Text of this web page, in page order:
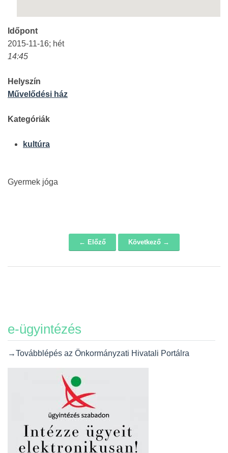
Időpont
2015-11-16; hét
14:45
Helyszín
Művelődési ház
Kategóriák
kultúra
Gyermek jóga
← Előző Következő →
e-ügyintézés
→Továbblépés az Önkormányzati Hivatali Portálra